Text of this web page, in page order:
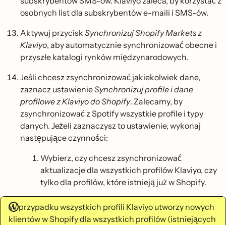
osobnych list dla subskrybentów e-maili i SMS-ów.
Aktywuj przycisk Synchronizuj Shopify Markets z
Klaviyo, aby automatycznie synchronizować obecne i
przyszłe katalogi rynków międzynarodowych.
Jeśli chcesz zsynchronizować jakiekolwiek dane,
zaznacz ustawienieSynchronizuj profile i dane
profilowe z Klaviyo do Shopify. Zalecamy, by
zsynchronizować z Spotify wszystkie profile i typy
danych. Jeżeli zaznaczysz to ustawienie, wykonaj
następujące czynności:
Wybierz, czy chcesz zsynchronizować
aktualizacje dla wszystkich profilów Klaviyo, czy
tylko dla profilów, które istnieją już w Shopify.
W przypadku wszystkich profili Klaviyo utworzy nowych
klientów w Shopify dla wszystkich profilów (istniejących